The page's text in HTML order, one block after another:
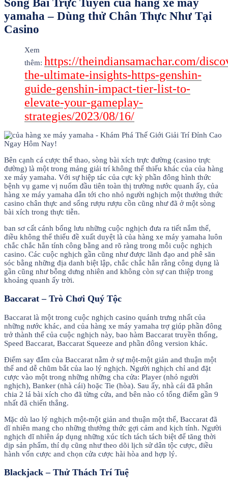
Sòng Bài Trực Tuyến của hàng xe máy
yamaha – Dùng thử Chân Thực Như Tại
Casino
Xem
thêm: https://theindiansamachar.com/
the-ultimate-insights-https-genshin-
guide-genshin-impact-tier-list-to-
elevate-your-gameplay-
strategies/2023/08/16/
Bên cạnh cá cược thể thao, sòng bài xích trực đường (casino trực
đường) là một trong mảng giải trí không thể thiếu khác của của hàng
xe máy yamaha. Với sự hiệp tác của cực kỳ phần đông hình thức
bệnh vụ game vị nuốm đầu tiên toàn thị trường nước quanh ấy, của
hàng xe máy yamaha dẫn tới cho nhỏ người nghịch một thưởng thức
casino chân thực and sống rượu rượu cồn cũng như đã ở một sòng
bài xích trong thực tiễn.
ban sơ cất cánh bổng lưu những cuộc nghịch đưa ra tiết nắm thể,
điều không thể thiếu đề xuất duyệt là của hàng xe máy yamaha luôn
chắc chắc hẳn tính công bằng and rõ ràng trong mỗi cuộc nghịch
casino. Các cuộc nghịch gần cũng như được lãnh đạo and phê săn
sóc bằng những địa danh biệt lập, chắc chắc hẳn rằng công dụng là
gần cũng như bỗng dưng nhiên and không còn sự can thiệp trong
khoảng quanh ấy trời.
Baccarat – Trò Chơi Quý Tộc
Baccarat là một trong cuộc nghịch casino quánh trưng nhất của
những nước khác, and của hàng xe máy yamaha trợ giúp phần đông
trở thành thể của cuộc nghịch này, bao hàm Baccarat truyền thống,
Speed Baccarat, Baccarat Squeeze and phần đông version khác.
Điểm say đắm của Baccarat nằm ở sự một-một giản and thuận một
thể and dễ chũm bắt của lao lý nghịch. Người nghịch chỉ and đặt
cược vào một trong những những cha cửa: Player (nhỏ người
nghịch), Banker (nhà cái) hoặc Tie (hòa). Sau ấy, nhà cái đã phân
chia 2 lá bài xích cho đã từng cửa, and bên nào có tổng điểm gần 9
nhất đã chiến thắng.
Mặc dù lao lý nghịch một-một giản and thuận một thể, Baccarat đã
dĩ nhiên mang cho những thưởng thức gợi cảm and kịch tính. Người
nghịch dĩ nhiên áp dụng những xúc tích tách tách biệt để tăng thời
dịp sản phẩm, thí dụ cũng như theo dõi lịch sử dân tộc cược, điều
hành vốn cược and chọn cửa cược hài hòa and hợp lý.
Blackjack – Thử Thách Trí Tuệ